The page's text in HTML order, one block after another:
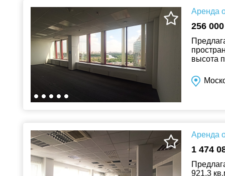
Аренда
256
высота
Аренда
1 474
921,3